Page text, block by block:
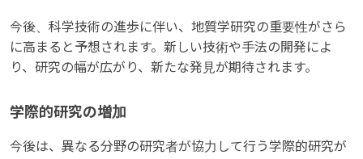
今後、科学技術の進歩に伴い、地質学研究の重要性がさら
に高まると予想されます。新しい技術や手法の開発によ
り、研究の幅が広がり、新たな発見が期待されます。
学際的研究の増加
今後は、異なる分野の研究者が協力して行う学際的研究が